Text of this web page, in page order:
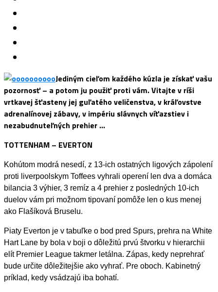
Jediným cieľom každého kúzla je získať vašu
pozornosť – a potom ju použiť proti vám. Vitajte v ríši
vrtkavej šťasteny jej guľatého veličenstva, v kráľovstve
adrenalínovej zábavy, v impériu slávnych víťazstiev i
nezabudnuteľných prehier …
TOTTENHAM – EVERTON
Kohútom modrá nesedí, z 13-ich ostatných ligových zápolení
proti liverpoolskym Toffees vyhrali operení len dva a domáca
bilancia 3 výhier, 3 remíz a 4 prehier z posledných 10-ich
duelov vám pri možnom tipovaní pomôže len o kus menej
ako Flašíková Bruselu.
Piaty Everton je v tabuľke o bod pred Spurs, prehra na White
Hart Lane by bola v boji o dôležitú prvú štvorku v hierarchii
elít Premier League takmer letálna. Zápas, kedy neprehrať
bude určite dôležitejšie ako vyhrať. Pre oboch. Kabinetný
príklad, kedy vsádzajú iba bohatí.